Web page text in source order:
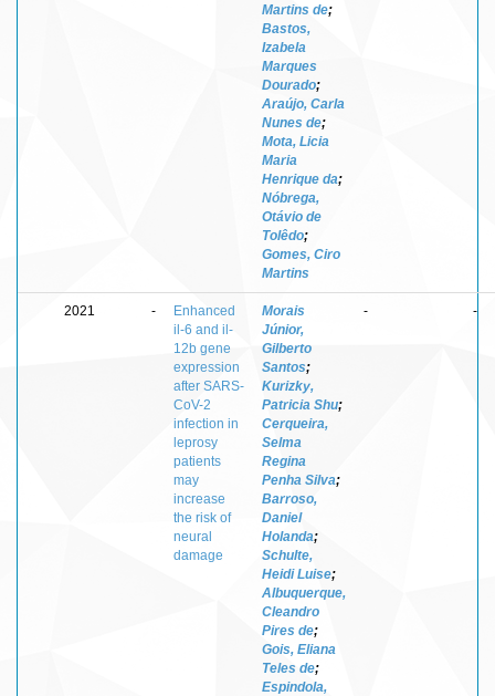
Martins de;
Bastos,
Izabela
Marques
Dourado;
Araújo, Carla
Nunes de;
Mota, Licia
Maria
Henrique da;
Nóbrega,
Otávio de
Tolêdo;
Gomes, Ciro
Martins
2021 -
Enhanced
il-6 and il-
12b gene
expression
after SARS-
CoV-2
infection in
leprosy
patients
may
increase
the risk of
neural
damage
Morais
Júnior,
Gilberto
Santos;
Kurizky,
Patricia Shu;
Cerqueira,
Selma
Regina
Penha Silva;
Barroso,
Daniel
Holanda;
Schulte,
Heidi Luise;
Albuquerque,
Cleandro
Pires de;
Gois, Eliana
Teles de;
Espindola,
- -